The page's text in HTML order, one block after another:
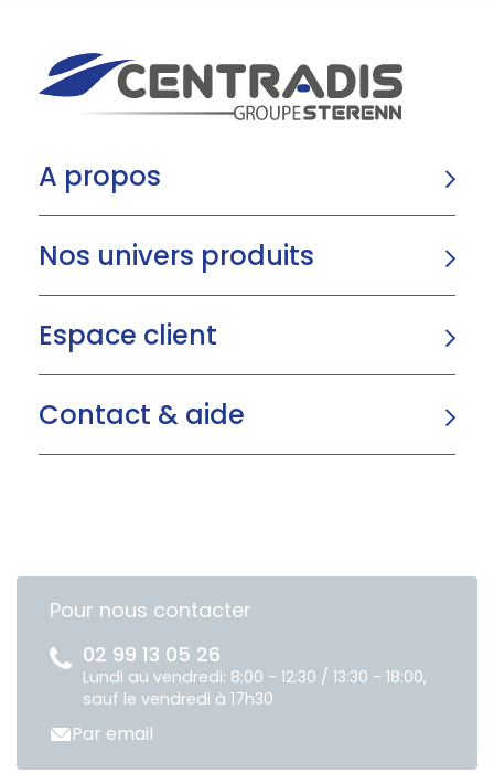
A propos
Nos univers produits
Espace client
Contact & aide
Pour nous contacter
02 99 13 05 26
Lundi au vendredi: 8:00 - 12:30 / 13:30 - 18:00,
sauf le vendredi à 17h30
Par email